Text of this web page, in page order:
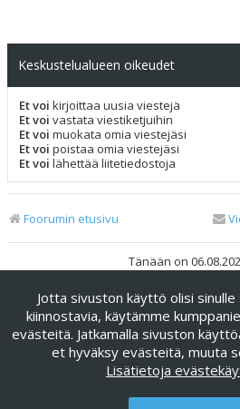
Keskustelualueen oikeudet
Et voi kirjoittaa uusia viestejä
Et voi vastata viestiketjuihin
Et voi muokata omia viestejäsi
Et voi poistaa omia viestejäsi
Et voi lähettää liitetiedostoja
Foorumin etusivu
Tänään on
Keskustelufoorumin ohjelmisto
phpBB
Käännös: phpBB Suomi
phpBB Metro Theme by
Yksityisyys|
Jotta sivuston käyttö olisi
kiinnostavia, käytämme
evästeitä. Jatkamalla sivuston
et hyväksy evästeitä, muuta
Lisätietoja